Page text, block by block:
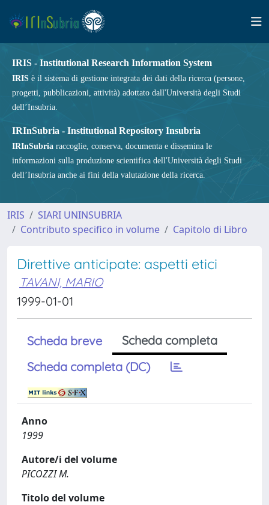
IRIS - Institutional Research Information System
IRIS è il sistema di gestione integrata dei dati della ricerca (persone,
progetti, pubblicazioni, attività) adottato dall'Università degli Studi
dell’Insubria.
IRInSubria - Institutional Repository Insubria
IRInSubria raccoglie, conserva, documenta e dissemina le
informazioni sulla produzione scientifica dell'Università degli Studi
dell’Insubria anche ai fini della valutazione della ricerca.
IRIS
SIARI UNINSUBRIA
Contributo specifico in volume
Capitolo di Libro
Direttive anticipate: aspetti etici
TAVANI, MARIO
1999-01-01
Scheda breve
Scheda completa
Scheda completa (DC)
Anno
1999
Autore/i del volume
PICOZZI M.
Titolo del volume